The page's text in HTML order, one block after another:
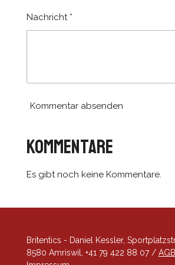
Nachricht *
Kommentar absenden
Kommentare
Es gibt noch keine Kommentare.
Britentics - Daniel Kessler,
8580 Amriswil, +41 79 422 88 07 /